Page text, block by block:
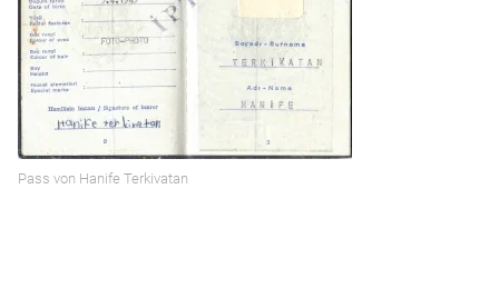
Pass von Hanife Terkivatan